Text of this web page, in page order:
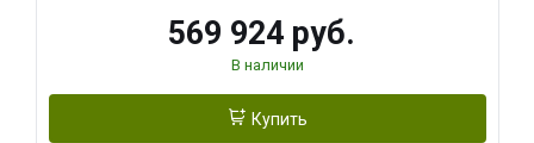
569 924 руб.
В наличии
Купить